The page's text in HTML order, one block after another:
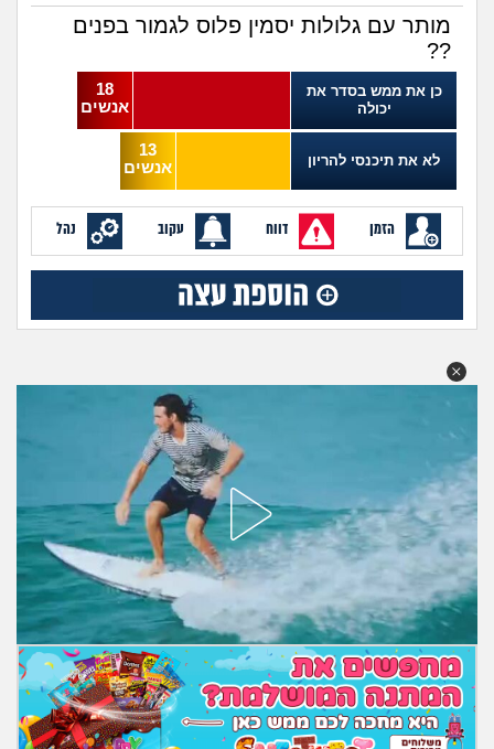
מתבגרים
מהבקו"ם... ועד מתי?!
לימודים וסטודנטים
עבודה וקריירה
חברים ואנשים
בית, שכנים ושותפים
שומרים על הגוף
פיננסי וכלכלה
בין הסדינים
חיות מחמד
יוקר המחיה
גאווה
מותר עם גלולות יסמין פלוס לגמור בפנים
??
כן את ממש בסדר את
יכולה
18
אנשים
לא את תיכנסי להריון
13
אנשים
הזמן דווח עקוב נהל